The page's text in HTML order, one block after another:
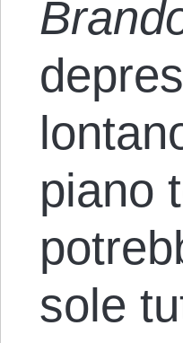
piano
sole